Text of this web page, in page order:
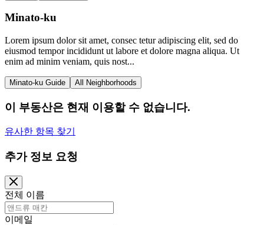
Minato-ku
Lorem ipsum dolor sit amet, consec tetur adipiscing elit, sed do
eiusmod tempor incididunt ut labore et dolore magna aliqua. Ut
enim ad minim veniam, quis nost...
Minato-ku Guide All Neighborhoods
이 부동산은 현재 이용할 수 없습니다.
유사한 항목 찾기
추가 정보 요청
전체 이름
이메일